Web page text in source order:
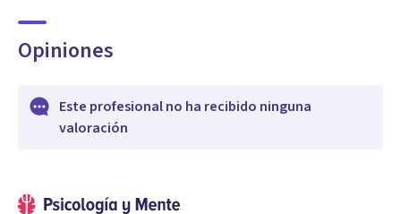
Opiniones
Este profesional no ha recibido ninguna
valoración